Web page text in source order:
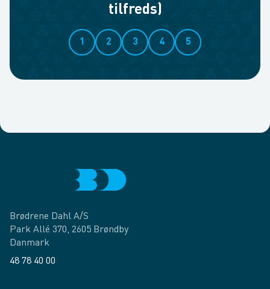
tilfreds)
1 2 3 4 5
Brødrene Dahl A/S
Park Allé 370, 2605 Brøndby
Danmark
48 78 40 00